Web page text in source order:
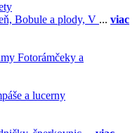
Bobule a plody, V ... viac
Fotorámčeky a
a lucerny